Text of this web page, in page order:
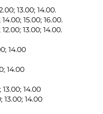
13.00; 14.00.
15.00; 16.00.
13.00; 14.00.
14.00
14.00
14.00
13.00; 14.00